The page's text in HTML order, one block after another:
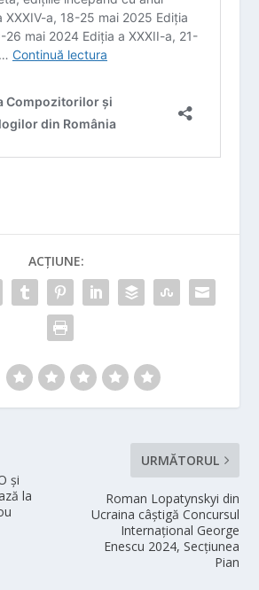
ACȚIUNE:
și
la
URMĂTORUL
Roman Lopatynskyi din
Ucraina câștigă Concursul
Internațional George
Enescu 2024, Secțiunea
Pian